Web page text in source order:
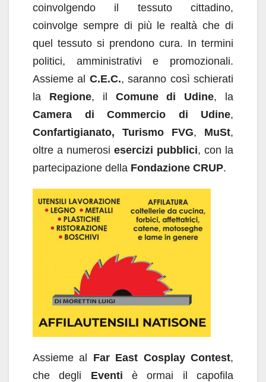
coinvolgendo il tessuto cittadino,
coinvolge sempre di più le realtà che di
quel tessuto si prendono cura. In termini
politici, amministrativi e promozionali.
Assieme al C.E.C., saranno così schierati
la Regione, il Comune di Udine, la
Camera di Commercio di Udine,
Confartigianato, Turismo FVG, MuSt,
oltre a numerosi esercizi pubblici, con la
partecipazione della Fondazione CRUP.
Assieme al Far East Cosplay Contest,
che degli Eventi è ormai il capofila